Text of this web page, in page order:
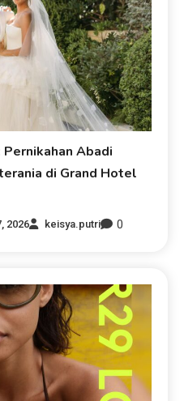
Abadi
di Grand Hotel
2026 keisya.putri 0